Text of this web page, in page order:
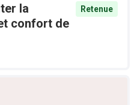
la
confort de
Retenue